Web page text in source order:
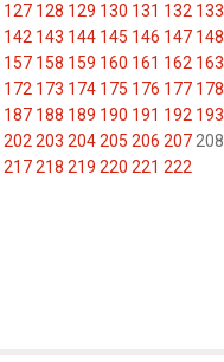
127 128 129 130 131 132 133
142 143 144 145 146 147 148
157 158 159 160 161 162 163
172 173 174 175 176 177 178
187 188 189 190 191 192 193
202 203 204205 206 207 208
217218 219 220 221 222